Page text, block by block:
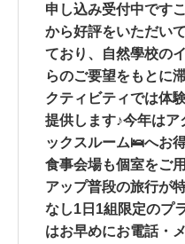
申し込み受付中です
から好評をいただい
ており、自然學校の
らのご要望をもとに
クティビティでは体
提供します♪今年はア
ックスルーム🛌へお
食事会場も個室をご
アップ普段の旅行が
なし1日1組限定のプ
はお早めにお電話・